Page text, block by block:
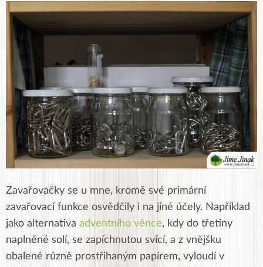
Zavařovačky se u mne, kromě své primární
zavařovací funkce osvědčily i na jiné účely. Například
jako alternativa adventního věnce, kdy do třetiny
naplněné solí, se zapíchnutou svící, a z vnějšku
obalené různě prostřihaným papírem, vyloudí v